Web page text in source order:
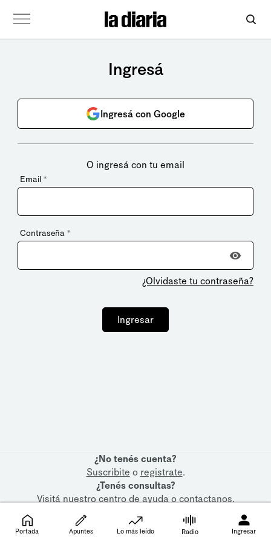
Ingresá
Ingresá con Google
O ingresá con tu email
Email *
Contraseña *
¿Olvidaste tu contraseña?
Ingresar
¿No tenés cuenta?
Suscribite o registrate.
¿Tenés consultas?
Visitá nuestrocentro de ayudaocontactanos.
Portada Apuntes Lo más leído Radio Ingresar